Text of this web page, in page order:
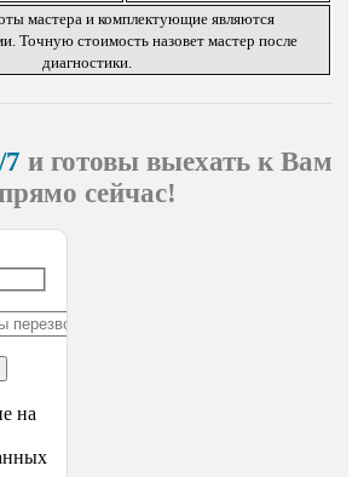
мастера и комплектующие являются
Точную стоимость назовет мастер после
диагностики.
7 и готовы выехать к Вам
сейчас!
на